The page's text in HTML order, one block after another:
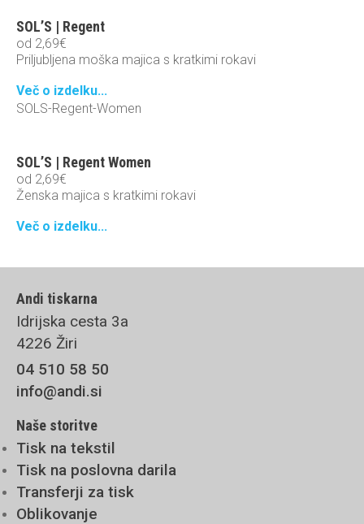
SOL’S | Regent
od 2,69€
Priljubljena moška majica s kratkimi rokavi
Več o izdelku...
SOLS-Regent-Women
SOL’S | Regent Women
od 2,69€
Ženska majica s kratkimi rokavi
Več o izdelku...
Andi tiskarna
Idrijska cesta 3a
4226 Žiri
04 510 58 50
info@andi.si
Naše storitve
Tisk na tekstil
Tisk na poslovna darila
Transferji za tisk
Oblikovanje